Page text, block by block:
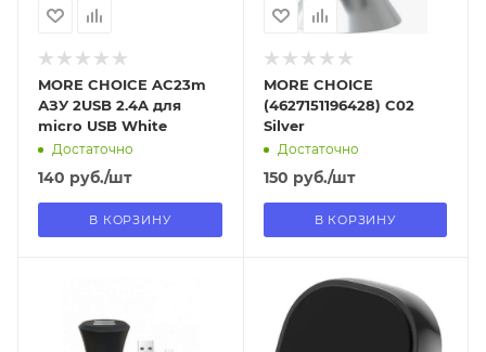
MORE CHOICE AC23m
АЗУ 2USB 2.4A для
micro USB White
Достаточно
140 руб./шт
В КОРЗИНУ
MORE CHOICE
(4627151196428) C02
Silver
Достаточно
150 руб./шт
В КОРЗИНУ
В наличии в пункте
Отправим
11.08.2026
В наличии в пункте